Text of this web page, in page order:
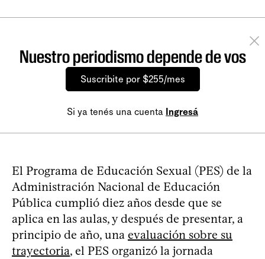
Nuestro periodismo depende de vos
Suscribite por $255/mes
Si ya tenés una cuenta Ingresá
El Programa de Educación Sexual (PES) de la
Administración Nacional de Educación
Pública cumplió diez años desde que se
aplica en las aulas, y después de presentar, a
principio de año, una evaluación sobre su
trayectoria, el PES organizó la jornada